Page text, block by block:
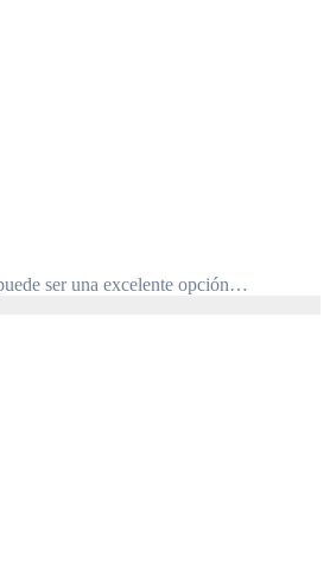
ser una excelente opción…